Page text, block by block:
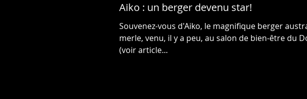
Aiko : un berger devenu star!
Souvenez-vous d'Aiko, le magnifique berger
merle, venu, il y a peu, au salon de bien-être du
(voir article...